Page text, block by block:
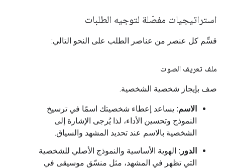
استراتيجيات مفصّلة لتوجيه الطلبات
قسِّم كل عنصر من عناصر الطلب على النحو التالي:
ملف تعريف الصوت
صف بإيجاز شخصية الشخصية.
الاسم: يساعد إعطاء شخصيتك اسمًا في ترسيخ
النموذج وتحسين الأداء، لذا يُرجى الإشارة إلى
الشخصية بالاسم عند تحديد المشهد والسياق.
الدور: الهوية الأساسية والنموذج الأصلي للشخصية
التي تظهر في المشهد، مثل منسّق موسيقى في